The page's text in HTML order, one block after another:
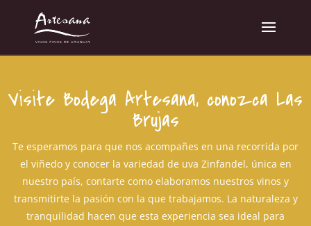
Visite Bodega Artesana, conozca Las
Brujas
Te esperamos para que nos acompañes en una recorrida por
el viñedo y conocer la variedad de uva Zinfandel, única en
nuestro país, contarte como elaboramos nuestros vinos y
transmitirte la pasión con la que trabajamos. La naturaleza y
tranquilidad hacen que esta experiencia sea ideal para